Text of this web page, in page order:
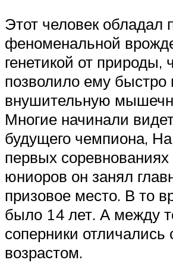
Этот человек обладал
феноменальной
генетикой от природы,
позволило ему быстро
внушительную
Многие начинали
будущего чемпиона,
первых соревнованиях
юниоров он занял
призовое место. В то
было 14 лет. А между
соперники
возрастом.